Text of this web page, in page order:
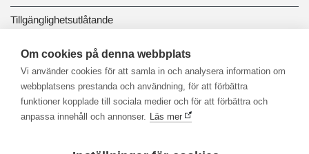
Tillgänglighetsutlåtande
Dataskydd och registerbeskrivningar
Länkbiblioteket
Om cookies på denna webbplats
Vi använder cookies för att samla in och analysera information om
webbplatsens prestanda och användning, för att förbättra
funktioner kopplade till sociala medier och för att förbättra och
anpassa innehåll och annonser. Läs mer